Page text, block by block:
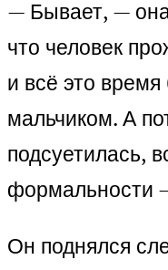
— Бывает, —
что человек
и всё это
мальчиком. А
подсуетилась,
формальности
Он поднялся